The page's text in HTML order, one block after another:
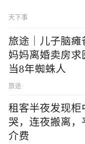
天下事
旅途｜儿子脑瘫
妈妈离婚卖房求
当8年蜘蛛人
旅途
租客半夜发现柜
哭，连夜搬离，
介费